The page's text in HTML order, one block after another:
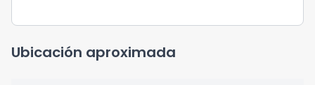
Ubicación aproximada